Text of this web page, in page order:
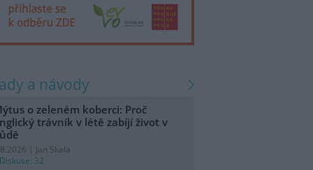
a návody
o zeleném koberci: Proč
trávník v létě zabíjí život v
| Jan Skala
Diskuse: 32